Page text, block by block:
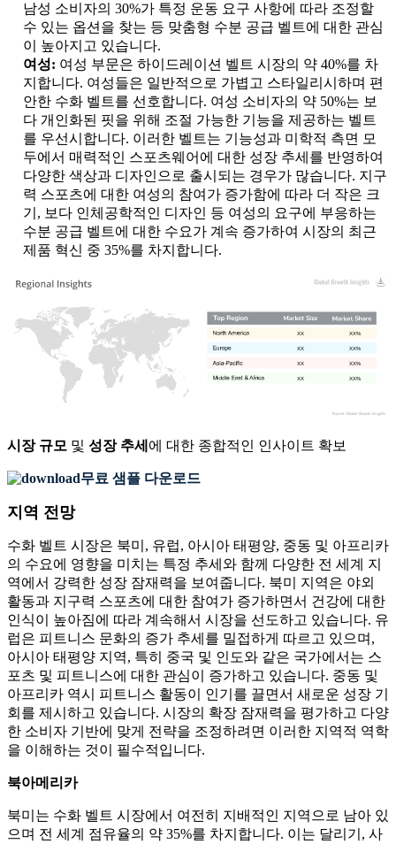
남성 소비자의 30%가 특정 운동 요구 사항에 따라 조정할
수 있는 옵션을 찾는 등 맞춤형 수분 공급 벨트에 대한 관심
이 높아지고 있습니다.
여성: 여성 부문은 하이드레이션 벨트 시장의 약 40%를 차
지합니다. 여성들은 일반적으로 가볍고 스타일리시하며 편
안한 수화 벨트를 선호합니다. 여성 소비자의 약 50%는 보
다 개인화된 핏을 위해 조절 가능한 기능을 제공하는 벨트
를 우선시합니다. 이러한 벨트는 기능성과 미학적 측면 모
두에서 매력적인 스포츠웨어에 대한 성장 추세를 반영하여
다양한 색상과 디자인으로 출시되는 경우가 많습니다. 지구
력 스포츠에 대한 여성의 참여가 증가함에 따라 더 작은 크
기, 보다 인체공학적인 디자인 등 여성의 요구에 부응하는
수분 공급 벨트에 대한 수요가 계속 증가하여 시장의 최근
제품 혁신 중 35%를 차지합니다.
XX%
XX
XX%
XX
XX%
XX
XX%
XX
시장 규모 및 성장 추세 에 대한 종합적인 인사이트 확보
무료 샘플 다운로드
지역 전망
수화 벨트 시장은 북미, 유럽, 아시아 태평양, 중동 및 아프리카
의 수요에 영향을 미치는 특정 추세와 함께 다양한 전 세계 지
역에서 강력한 성장 잠재력을 보여줍니다. 북미 지역은 야외
활동과 지구력 스포츠에 대한 참여가 증가하면서 건강에 대한
인식이 높아짐에 따라 계속해서 시장을 선도하고 있습니다. 유
럽은 피트니스 문화의 증가 추세를 밀접하게 따르고 있으며,
아시아 태평양 지역, 특히 중국 및 인도와 같은 국가에서는 스
포츠 및 피트니스에 대한 관심이 증가하고 있습니다. 중동 및
아프리카 역시 피트니스 활동이 인기를 끌면서 새로운 성장 기
회를 제시하고 있습니다. 시장의 확장 잠재력을 평가하고 다양
한 소비자 기반에 맞게 전략을 조정하려면 이러한 지역적 역학
을 이해하는 것이 필수적입니다.
북아메리카
북미는 수화 벨트 시장에서 여전히 지배적인 지역으로 남아 있
으며 전 세계 점유율의 약 35%를 차지합니다. 이는 달리기, 사